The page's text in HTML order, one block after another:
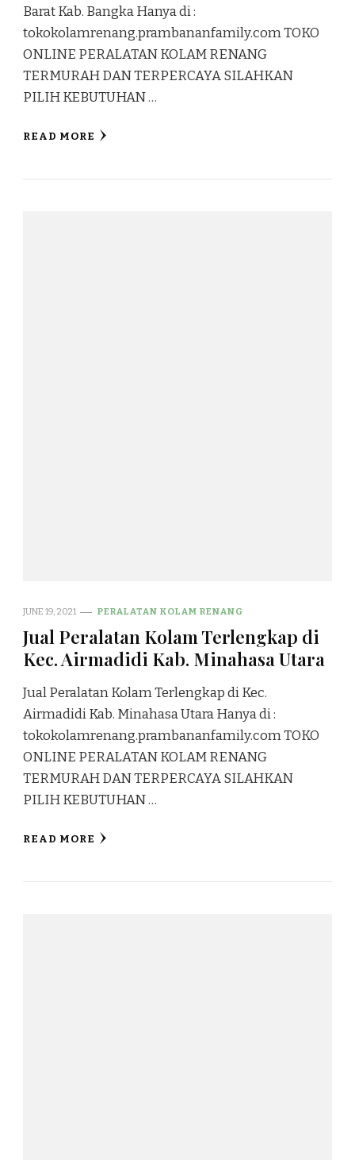
Barat Kab. Bangka Hanya di :
tokokolamrenang.prambananfamily.com TOKO
ONLINE PERALATAN KOLAM RENANG
TERMURAH DAN TERPERCAYA SILAHKAN
PILIH KEBUTUHAN …
READ MORE
JUNE 19, 2021 PERALATAN KOLAM RENANG
Jual Peralatan Kolam Terlengkap di
Kec. Airmadidi Kab. Minahasa Utara
Jual Peralatan Kolam Terlengkap di Kec.
Airmadidi Kab. Minahasa Utara Hanya di :
tokokolamrenang.prambananfamily.com TOKO
ONLINE PERALATAN KOLAM RENANG
TERMURAH DAN TERPERCAYA SILAHKAN
PILIH KEBUTUHAN …
READ MORE